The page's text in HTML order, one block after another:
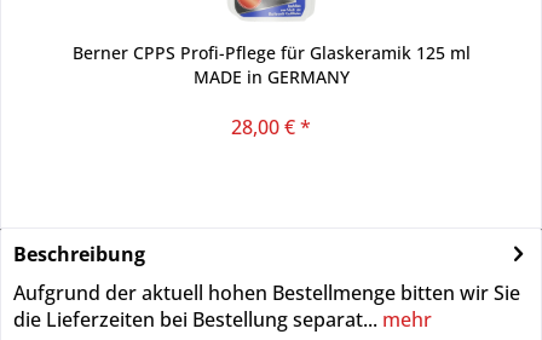
Berner CPPS Profi-Pflege für Glaskeramik 125 ml
MADE in GERMANY
28,00 € *
Beschreibung
Aufgrund der aktuell hohen Bestellmenge bitten wir Sie
die Lieferzeiten bei Bestellung separat... mehr